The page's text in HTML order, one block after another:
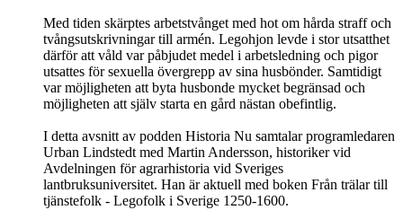
Med tiden skärptes arbetstvånget med hot om hårda straff och
tvångsutskrivningar till armén. Legohjon levde i stor utsatthet
därför att våld var påbjudet medel i arbetsledning och pigor
utsattes för sexuella övergrepp av sina husbönder. Samtidigt
var möjligheten att byta husbonde mycket begränsad och
möjligheten att själv starta en gård nästan obefintlig.
I detta avsnitt av podden Historia Nu samtalar programledaren
Urban Lindstedt med Martin Andersson, historiker vid
Avdelningen för agrarhistoria vid Sveriges
lantbruksuniversitet. Han är aktuell med boken Från trälar till
tjänstefolk - Legofolk i Sverige 1250-1600.